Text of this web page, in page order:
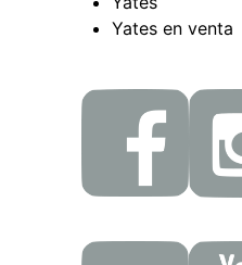
Yates en venta